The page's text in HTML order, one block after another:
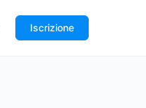
Iscrizione